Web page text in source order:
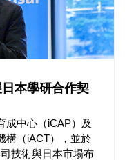
本學研合作契
成中心（iCAP）及
構（iACT），並於
技術與日本市場布